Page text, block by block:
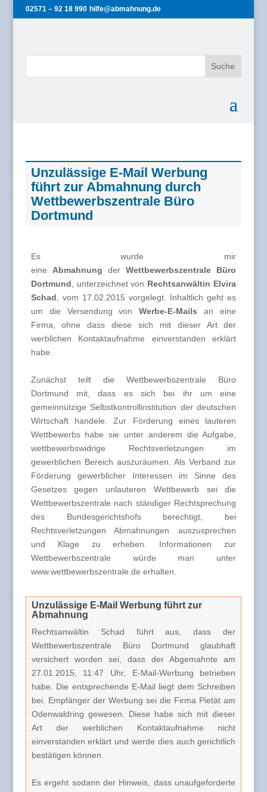
02571 – 92 18 990 hilfe@abmahnung.de
Unzulässige E-Mail Werbung
führt zur Abmahnung durch
Wettbewerbszentrale Büro
Dortmund
Es wurde mir
eine Abmahnung derWettbewerbszentrale Büro
Dortmund , unterzeichnet von Rechtsanwältin Elvira
Schad , vom 17.02.2015 vorgelegt. Inhaltlich geht es
um die Versendung vonWerbe-E-Mails an eine
Firma, ohne dass diese sich mit dieser Art der
werblichen Kontaktaufnahme einverstanden erklärt
habe.
Zunächst teilt die Wettbewerbszentrale Büro
Dortmund mit, dass es sich bei ihr um eine
gemeinnützige Selbstkontrollinstitution der deutschen
Wirtschaft handele. Zur Förderung eines lauteren
Wettbewerbs habe sie unter anderem die Aufgabe,
wettbewerbswidrige Rechtsverletzungen im
gewerblichen Bereich auszuräumen. Als Verband zur
Förderung gewerblicher Interessen im Sinne des
Gesetzes gegen unlauteren Wettbewerb sei die
Wettbewerbszentrale nach ständiger Rechtsprechung
des Bundesgerichtshofs berechtigt, bei
Rechtsverletzungen Abmahnungen auszusprechen
und Klage zu erheben. Informationen zur
Wettbewerbszentrale würde man unter
www.wettbewerbszentrale.de erhalten.
Unzulässige E-Mail Werbung führt zur
Abmahnung
Rechtsanwältin Schad führt aus, dass der
Wettbewerbszentrale Büro Dortmund glaubhaft
versichert worden sei, dass der Abgemahnte am
27.01.2015, 11:47 Uhr, E-Mail-Werbung betrieben
habe. Die entsprechende E-Mail liegt dem Schreiben
bei. Empfänger der Werbung sei die Firma Pietät am
Odenwaldring gewesen. Diese habe sich mit dieser
Art der werblichen Kontaktaufnahme nicht
einverstanden erklärt und werde dies auch gerichtlich
bestätigen können.
Es ergeht sodann der Hinweis, dass unaufgeforderte